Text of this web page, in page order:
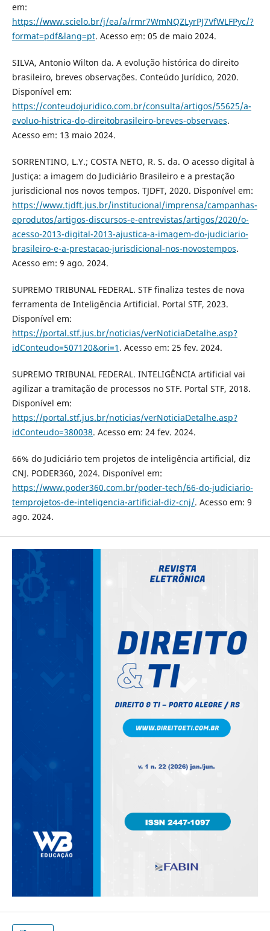
em:
https://www.scielo.br/j/ea/a/rmr7WmNQZLyrPJ7VfWLFPyc/?
format=pdf&lang=pt. Acesso eṃ: 05 de maio 2024.
SILVA, Antonio Wilton da. A evolução histórica do direito
brasileiro, breves observações. Conteúdo Jurídico, 2020.
Disponível em:
https://conteudojuridico.com.br/consulta/artigos/55625/a-
evoluo-histrica-do-direitobrasileiro-breves-observaes.
Acesso em: 13 maio 2024.
SORRENTINO, L.Y.; COSTA NETO, R. S. da. O acesso digital à
Justiça: a imagem do Judiciário Brasileiro e a prestação
jurisdicional nos novos tempos. TJDFT, 2020. Disponível em:
https://www.tjdft.jus.br/institucional/imprensa/campanhas-
eprodutos/artigos-discursos-e-entrevistas/artigos/2020/o-
acesso-2013-digital-2013-ajustica-a-imagem-do-judiciario-
brasileiro-e-a-prestacao-jurisdicional-nos-novostempos.
Acesso em: 9 ago. 2024.
SUPREMO TRIBUNAL FEDERAL. STF finaliza testes de nova
ferramenta de Inteligência Artificial. Portal STF, 2023.
Disponível em:
https://portal.stf.jus.br/noticias/verNoticiaDetalhe.asp?
idConteudo=507120&ori=1 . Acesso em: 25 fev. 2024.
SUPREMO TRIBUNAL FEDERAL. INTELIGÊNCIA artificial vai
agilizar a tramitação de processos no STF. Portal STF, 2018.
Disponível em:
https://portal.stf.jus.br/noticias/verNoticiaDetalhe.asp?
idConteudo=380038. Acesso em: 24 fev. 2024.
66% do Judiciário tem projetos de inteligência artificial, diz
CNJ. PODER360, 2024. Disponível em:
https://www.poder360.com.br/poder-tech/66-do-judiciario-
temprojetos-de-inteligencia-artificial-diz-cnj/. Acesso em: 9
ago. 2024.